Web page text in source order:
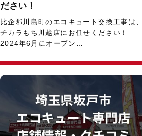
ださい！
比企郡川島町のエコキュート交換工事は、
チカラもち川越店にお任せください！
2024年6月にオープン…